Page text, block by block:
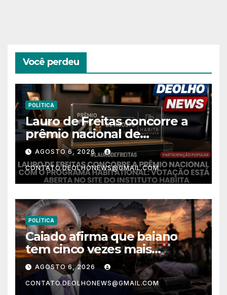
Você perdeu
POLÍTICA
Lauro de Freitas concorre a
prêmio nacional de
habitação com o projeto “Tá
Rebocado”; votação está
aberta
AGOSTO 6, 2026
CONTATO.DEOLHONEWS@GMAIL.COM
POLÍTICA
Caiado afirma que baiano
tem cinco vezes mais
chances de ser assassinado
do que um morador da
Ucrânia
AGOSTO 6, 2026
CONTATO.DEOLHONEWS@GMAIL.COM